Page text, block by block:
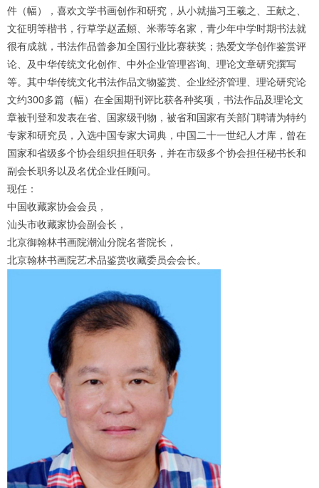
2
件（幅），喜欢文学书画创作和研究，从小就描习王羲之、王献之、
文征明等楷书，行草学赵孟頫、米蒂等名家，青少年中学时期书法就
很有成就，书法作品曾参加全国行业比赛获奖；热爱文学创作鉴赏评
论、及中华传统文化创作、中外企业管理咨询、理论文章研究撰写
等。其中华传统文化书法作品文物鉴赏、企业经济管理、理论研究论
文约300多篇（幅）在全国期刊评比获各种奖项，书法作品及理论文
章被刊登和发表在省、国家级刊物，被省和国家有关部门聘请为特约
专家和研究员，入选中国专家大词典，中国二十一世纪人才库，曾在
国家和省级多个协会组织担任职务，并在市级多个协会担任秘书长和
副会长职务以及名优企业任顾问。
现任：
中国收藏家协会会员，
汕头市收藏家协会副会长，
北京御翰林书画院潮汕分院名誉院长，
北京翰林书画院艺术品鉴赏收藏委员会会长。